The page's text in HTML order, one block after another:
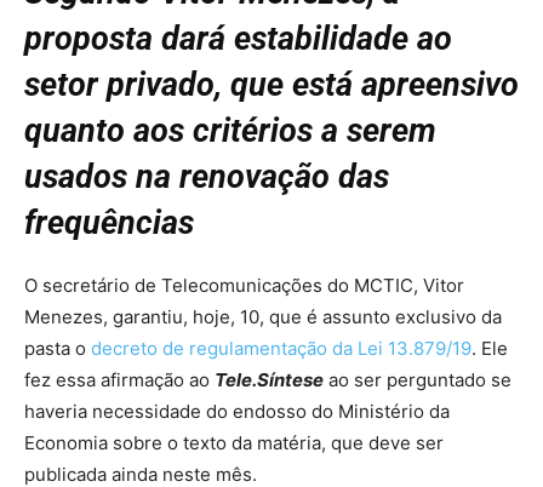
proposta dará estabilidade ao
setor privado, que está apreensivo
quanto aos critérios a serem
usados na renovação das
frequências
O secretário de Telecomunicações do MCTIC, Vitor
Menezes, garantiu, hoje, 10, que é assunto exclusivo da
pasta o decreto de regulamentação da Lei 13.879/19. Ele
fez essa afirmação ao Tele.Síntese ao ser perguntado se
haveria necessidade do endosso do Ministério da
Economia sobre o texto da matéria, que deve ser
publicada ainda neste mês.